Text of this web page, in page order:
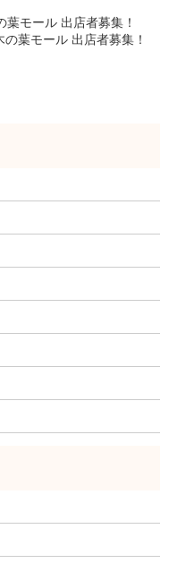
モール 出店者募集！
葉モール 出店者募集！